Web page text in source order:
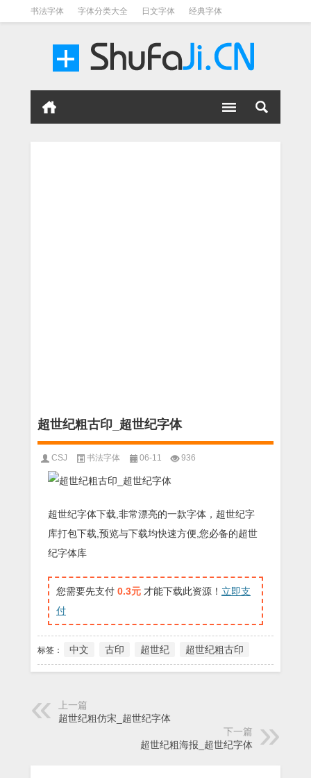
书法字体 字体分类大全 日文字体 经典字体
超世纪粗古印_超世纪字体
CSJ 书法字体 06-11 936
超世纪字体下载,非常漂亮的一款字体，超世纪字
库打包下载,预览与下载均快速方便,您必备的超世
纪字体库
您需要先支付 0.3元 才能下载此资源！ 立即支
付
标签： 中文 古印 超世纪 超世纪粗古印
上一篇
超世纪粗仿宋_超世纪字体
下一篇
超世纪粗海报_超世纪字体